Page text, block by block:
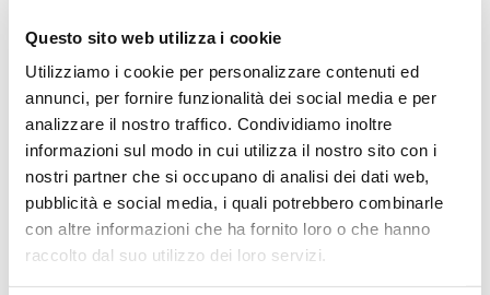
Questo sito web utilizza i cookie
Utilizziamo i cookie per personalizzare contenuti ed
annunci, per fornire funzionalità dei social media e per
analizzare il nostro traffico. Condividiamo inoltre
informazioni sul modo in cui utilizza il nostro sito con i
nostri partner che si occupano di analisi dei dati web,
pubblicità e social media, i quali potrebbero combinarle
con altre informazioni che ha fornito loro o che hanno
raccolto dal suo utilizzo dei loro servizi.
FANGHI
Elenco operatori invitati:
Codice Fiscale:
Procedura di scelta:
Affidamento ai sensi del Regolamento Generale
Aziendale per Lavori Servizi e Forniture
Aggiudicatario Nome:
LABIOTEST SRL - cod. fisc. 01572930301